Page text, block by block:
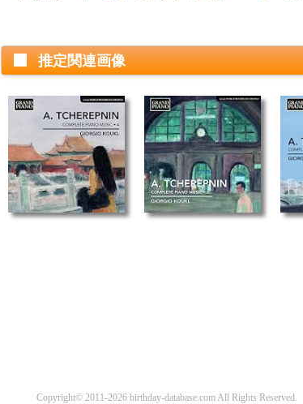
推定関連画像
Copyright© 2011-2026 birthday-database.com All Rights Reserved.